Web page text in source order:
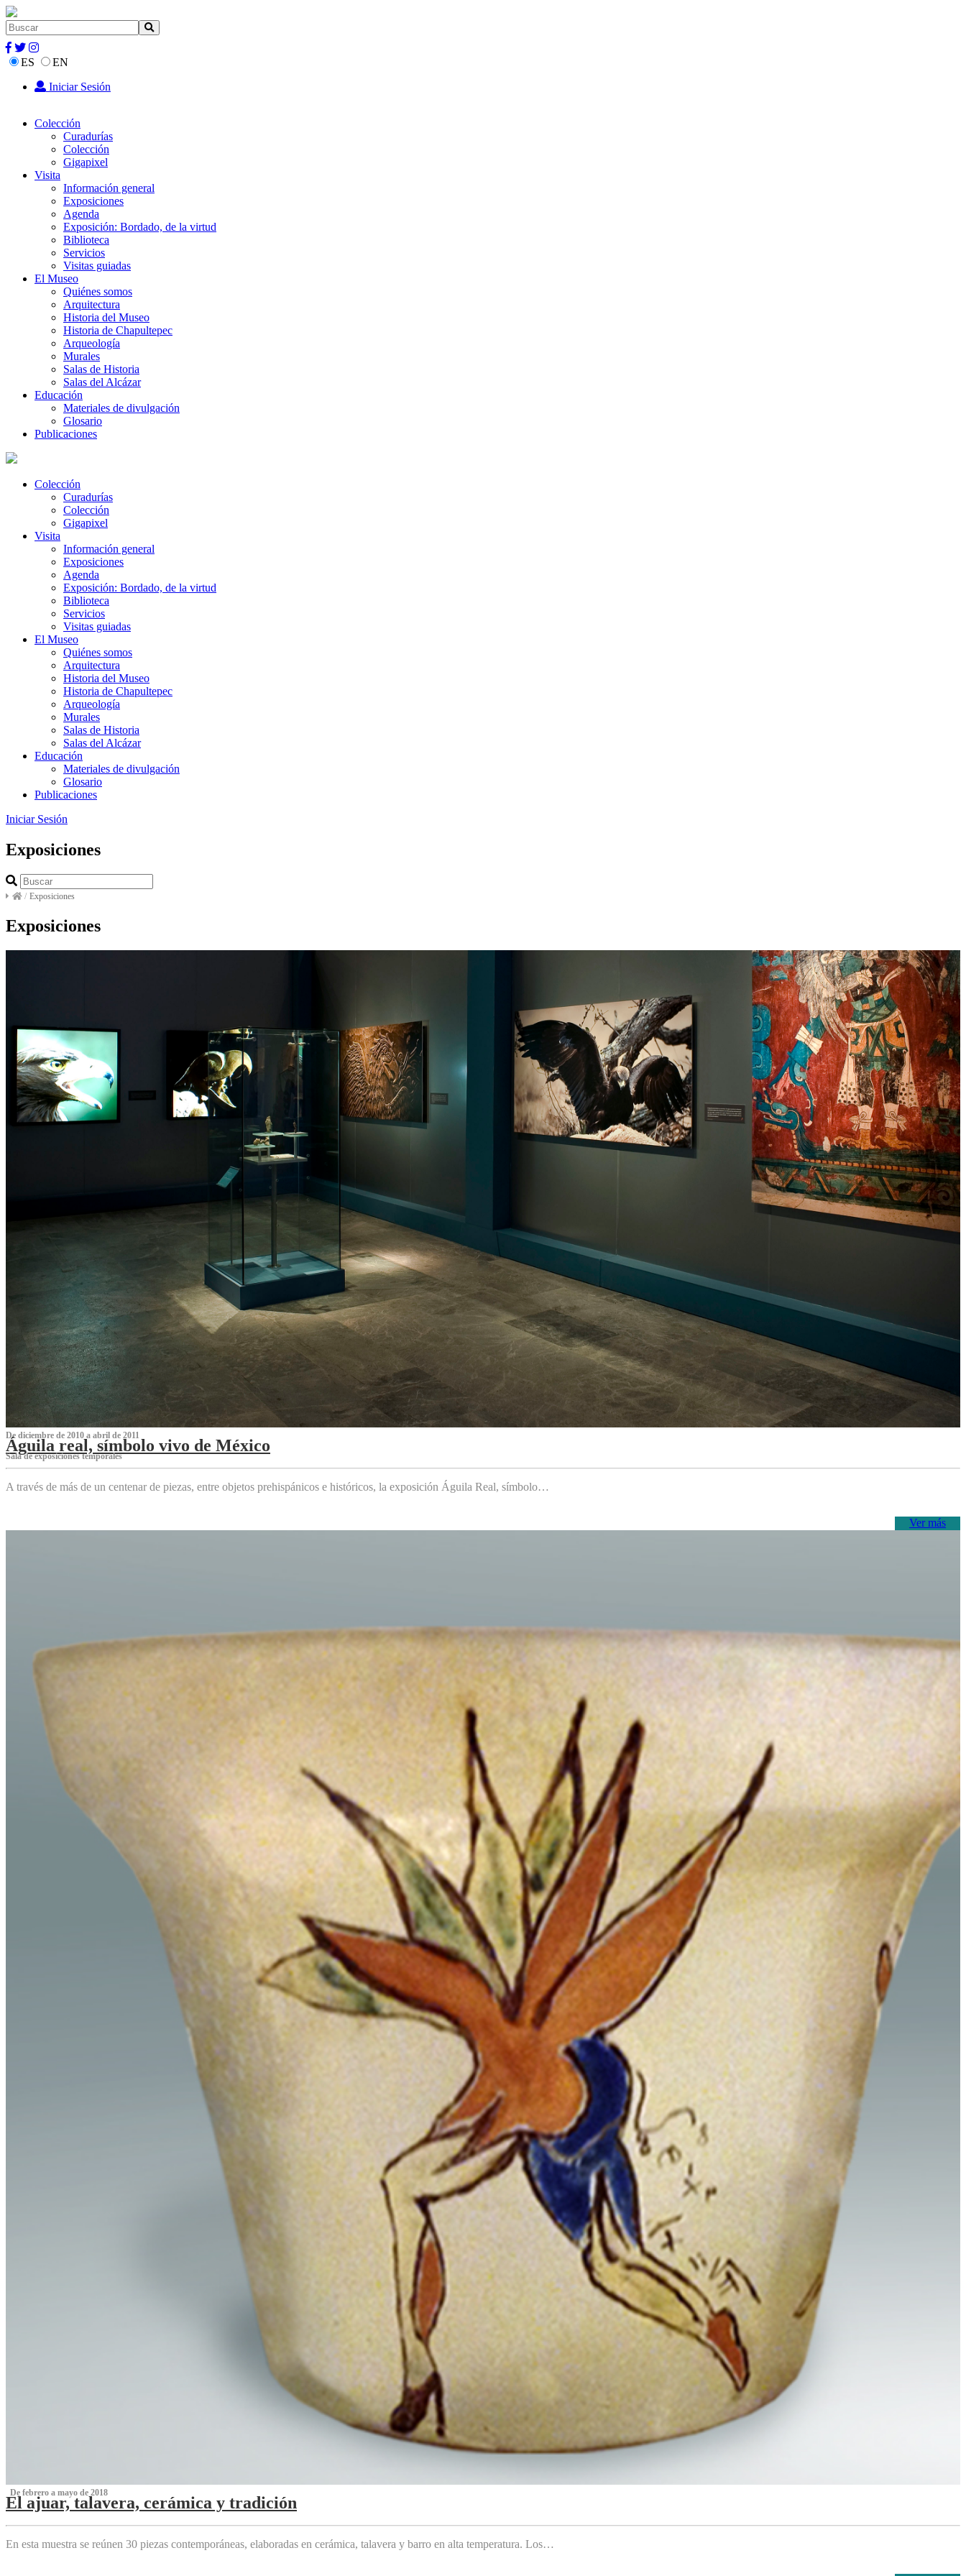
ES
EN
Iniciar Sesión
Colección
Curadurías
Colección
Gigapixel
Visita
Información general
Exposiciones
Agenda
Exposición: Bordado, de la virtud
Biblioteca
Servicios
Visitas guiadas
El Museo
Quiénes somos
Arquitectura
Historia del Museo
Historia de Chapultepec
Arqueología
Murales
Salas de Historia
Salas del Alcázar
Educación
Materiales de divulgación
Glosario
Publicaciones
Colección
Curadurías
Colección
Gigapixel
Visita
Información general
Exposiciones
Agenda
Exposición: Bordado, de la virtud
Biblioteca
Servicios
Visitas guiadas
El Museo
Quiénes somos
Arquitectura
Historia del Museo
Historia de Chapultepec
Arqueología
Murales
Salas de Historia
Salas del Alcázar
Educación
Materiales de divulgación
Glosario
Publicaciones
Iniciar Sesión
Exposiciones
/ Exposiciones
Exposiciones
De diciembre de 2010 a abril de 2011
Águila real, símbolo vivo de México
Sala de exposiciones temporales
A través de más de un centenar de piezas, entre objetos prehispánicos e históricos, la exposición Águila Real, símbolo…
Ver más
‌ De febrero a mayo de 2018
El ajuar, talavera, cerámica y tradición
‌
En esta muestra se reúnen 30 piezas contemporáneas, elaboradas en cerámica, talavera y barro en alta temperatura. Los…